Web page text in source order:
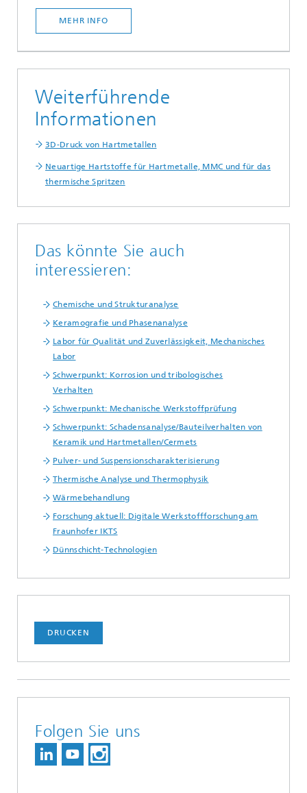
MEHR INFO
Weiterführende
Informationen
3D-Druck von Hartmetallen
Neuartige Hartstoffe für Hartmetalle, MMC und für das
thermische Spritzen
Das könnte Sie auch
interessieren:
Chemische und Strukturanalyse
Keramografie und Phasenanalyse
Labor für Qualität und Zuverlässigkeit, Mechanisches
Labor
Schwerpunkt: Korrosion und tribologisches
Verhalten
Schwerpunkt: Mechanische Werkstoffprüfung
Schwerpunkt: Schadensanalyse/Bauteilverhalten von
Keramik und Hartmetallen/Cermets
Pulver- und Suspensionscharakterisierung
Thermische Analyse und Thermophysik
Wärmebehandlung
Forschung aktuell: Digitale Werkstoffforschung am
Fraunhofer IKTS
Dünnschicht-Technologien
DRUCKEN
Folgen Sie uns